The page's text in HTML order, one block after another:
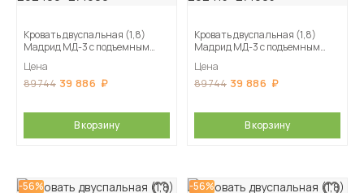
Кровать двуспальная (1,8)
Мадрид МД-3 с подъемным
Цена
89 744 39 886
В корзину
Кровать двуспальная (1,8)
Мадрид МД-3 с подъемным
Цена
89 744 39 886
В корзину
-56% -56%